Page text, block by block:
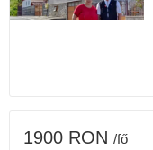
1900 RON /fő